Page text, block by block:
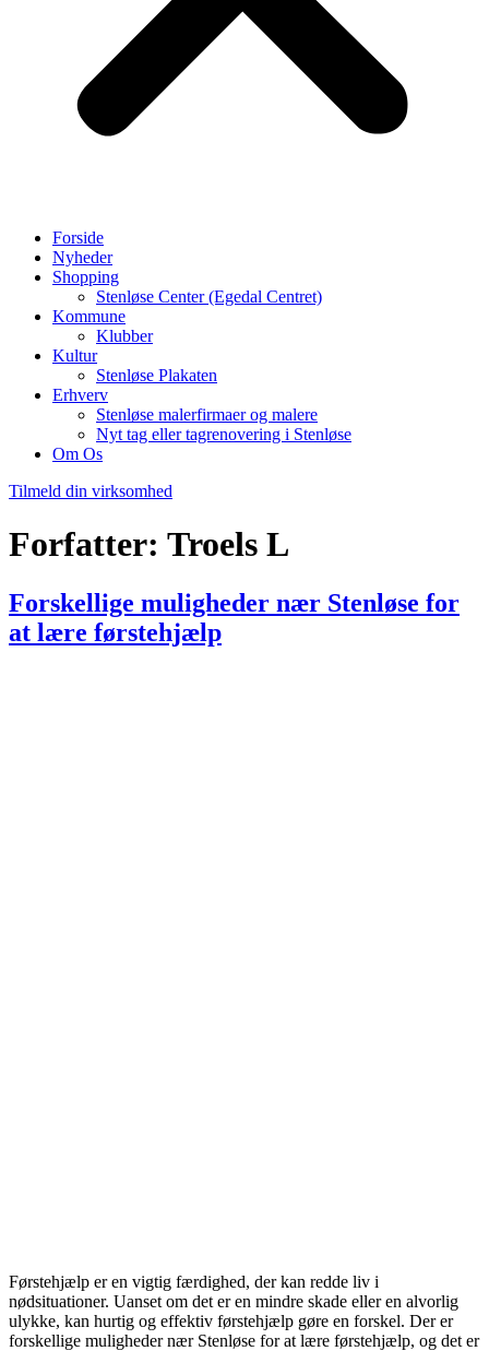
Forside
Nyheder
Shopping
Stenløse Center (Egedal Centret)
Kommune
Klubber
Kultur
Stenløse Plakaten
Erhverv
Stenløse malerfirmaer og malere
Nyt tag eller tagrenovering i Stenløse
Om Os
Tilmeld din virksomhed
Forfatter: Troels L
Forskellige muligheder nær Stenløse for
at lære førstehjælp
Førstehjælp er en vigtig færdighed, der kan redde liv i
nødsituationer. Uanset om det er en mindre skade eller en alvorlig
ulykke, kan hurtig og effektiv førstehjælp gøre en forskel. Der er
forskellige muligheder nær Stenløse for at lære førstehjælp, og det er